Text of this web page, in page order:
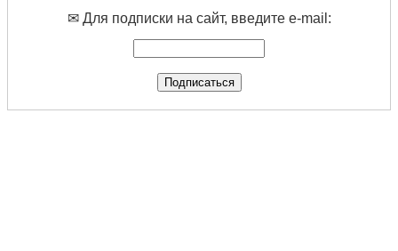
✉ Для подписки на сайт, введите e-mail: